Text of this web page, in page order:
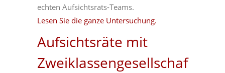
echten Aufsichtsrats-Teams.
Lesen Sie die ganze Untersuchung.
Aufsichtsräte mit
Zweiklassengesellschaf